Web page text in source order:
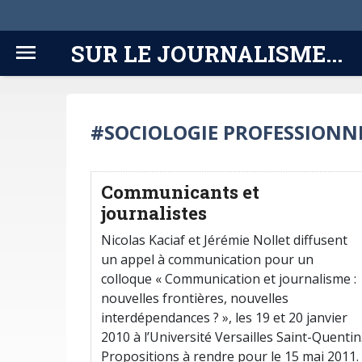
SUR LE JOURNALISME...
#SOCIOLOGIE
Communicants et
journalistes
Nicolas Kaciaf et Jérémie Nollet diffusent
un appel à communication pour un
colloque « Communication et journalisme :
nouvelles frontières, nouvelles
interdépendances ? », les 19 et 20 janvier
2010 à l’Université Versailles Saint-Quentin.
Propositions à rendre pour le 15 mai 2011.